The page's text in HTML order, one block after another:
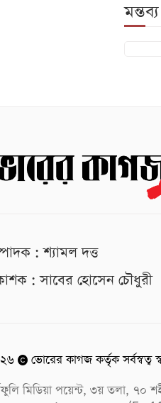
: শ্যামল দত্ত
: সাবের হোসেন চৌধুরী
ভোরের কাগজ কর্তৃক সর্বস্বত্ব
মিডিয়া পয়েন্ট, ৩য় তলা, ৭০